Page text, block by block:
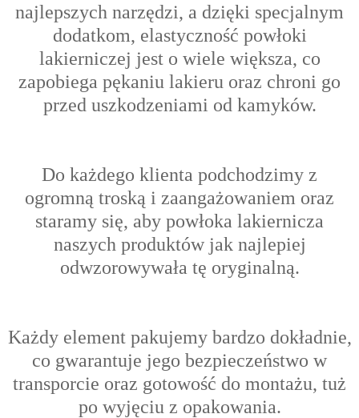
najlepszych narzędzi, a dzięki specjalnym
dodatkom, elastyczność powłoki
lakierniczej jest o wiele większa, co
zapobiega pękaniu lakieru oraz chroni go
przed uszkodzeniami od kamyków.
Do każdego klienta podchodzimy z
ogromną troską i zaangażowaniem oraz
staramy się, aby powłoka lakiernicza
naszych produktów jak najlepiej
odwzorowywała tę oryginalną.
Każdy element pakujemy bardzo dokładnie,
co gwarantuje jego bezpieczeństwo w
transporcie oraz gotowość do montażu, tuż
po wyjęciu z opakowania.